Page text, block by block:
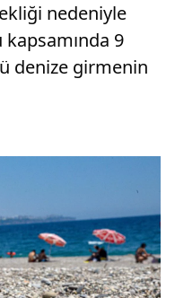
nedeniyle
kapsamında 9
denize girmenin